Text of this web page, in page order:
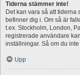
Tiderna stämmer inte!
Det kan vara så att tiderna
befinner dig i. Om så är
t.ex. Stockholm, London,
registrerade användare
inställningar. Så om du
Upp